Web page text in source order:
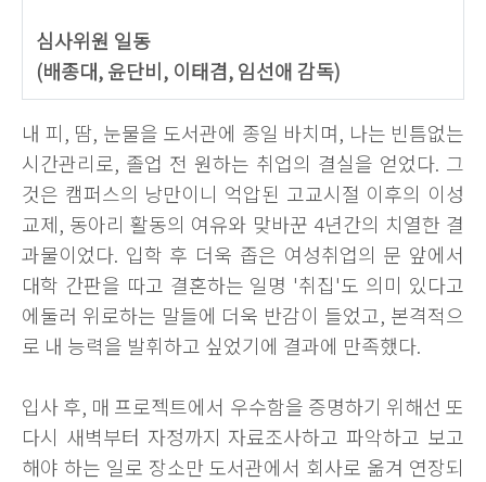
심사위원 일동
(배종대, 윤단비, 이태겸, 임선애 감독)
내 피, 땀, 눈물을 도서관에 종일 바치며, 나는 빈틈없는
시간관리로, 졸업 전 원하는 취업의 결실을 얻었다. 그
것은 캠퍼스의 낭만이니 억압된 고교시절 이후의 이성
교제, 동아리 활동의 여유와 맞바꾼 4년간의 치열한 결
과물이었다. 입학 후 더욱 좁은 여성취업의 문 앞에서
대학 간판을 따고 결혼하는 일명 '취집'도 의미 있다고
에둘러 위로하는 말들에 더욱 반감이 들었고, 본격적으
로 내 능력을 발휘하고 싶었기에 결과에 만족했다.
입사 후, 매 프로젝트에서 우수함을 증명하기 위해선 또
다시 새벽부터 자정까지 자료조사하고 파악하고 보고
해야 하는 일로 장소만 도서관에서 회사로 옮겨 연장되